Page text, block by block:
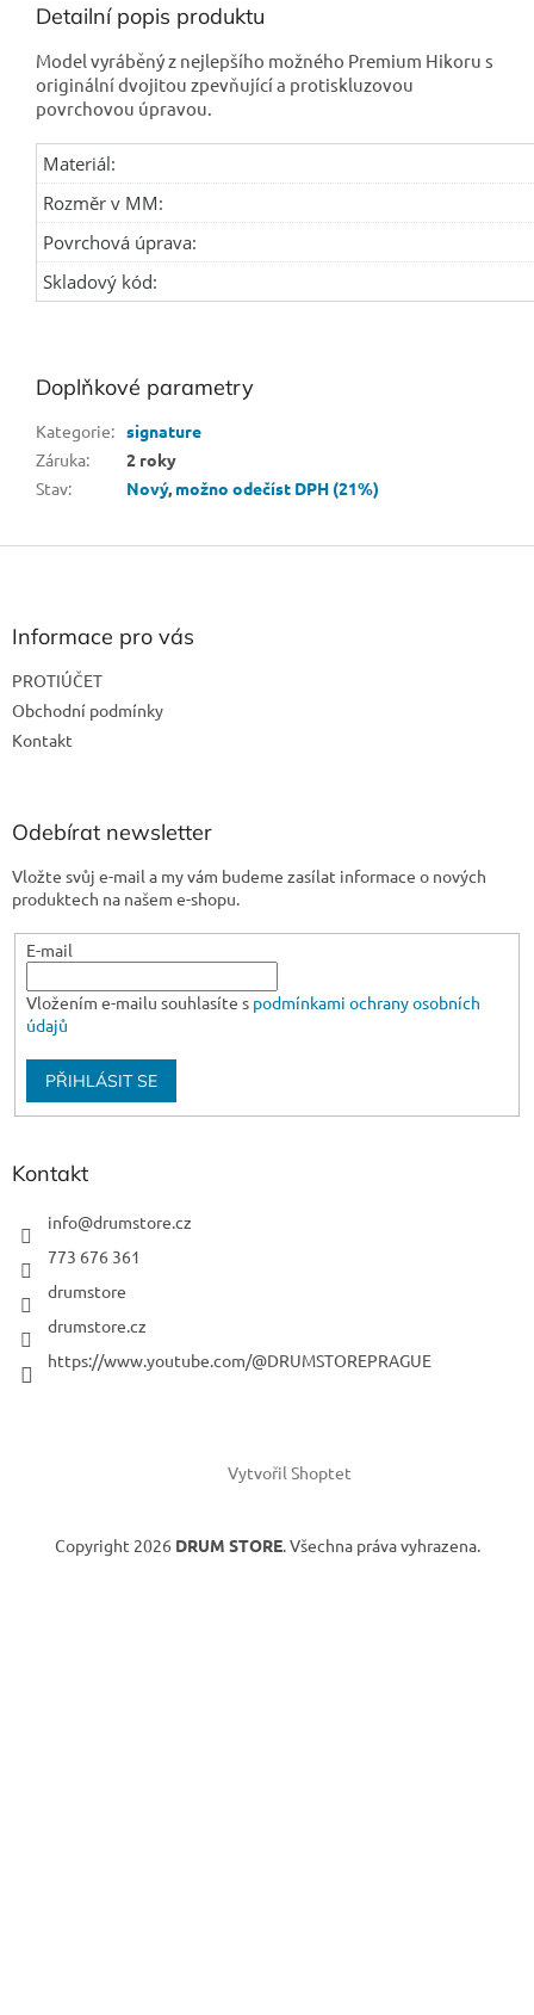
Detailní popis produktu
Model vyráběný z nejlepšího možného Premium Hikoru s
originální dvojitou zpevňující a protiskluzovou
povrchovou úpravou.
Materiál:
Rozměr v MM:
Povrchová úprava:
Skladový kód:
Doplňkové parametry
Kategorie: signature
Záruka:
2 roky
Stav: Nový, možno odečíst DPH (21%)
Z
Informace pro vás
PROTIÚČET
Obchodní podmínky
Kontakt
Odebírat newsletter
Vložte svůj e-mail a my vám budeme zasílat informace o nových
produktech na našem e-shopu.
E-mail
Vložením e-mailu souhlasíte s podmínkami ochrany osobních
údajů
PŘIHLÁSIT SE
Kontakt
info@drumstore.cz
773 676 361
drumstore
drumstore.cz
https://www.youtube.com/@DRUMSTOREPRAGUE
Vytvořil Shoptet
Copyright 2026 DRUM STORE. Všechna práva vyhrazena.